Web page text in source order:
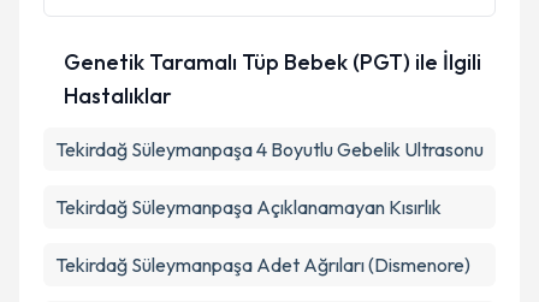
Genetik Taramalı Tüp Bebek (PGT) ile İlgili
Hastalıklar
Tekirdağ Süleymanpaşa 4 Boyutlu Gebelik Ultrasonu
Tekirdağ Süleymanpaşa Açıklanamayan Kısırlık
Tekirdağ Süleymanpaşa Adet Ağrıları (Dismenore)